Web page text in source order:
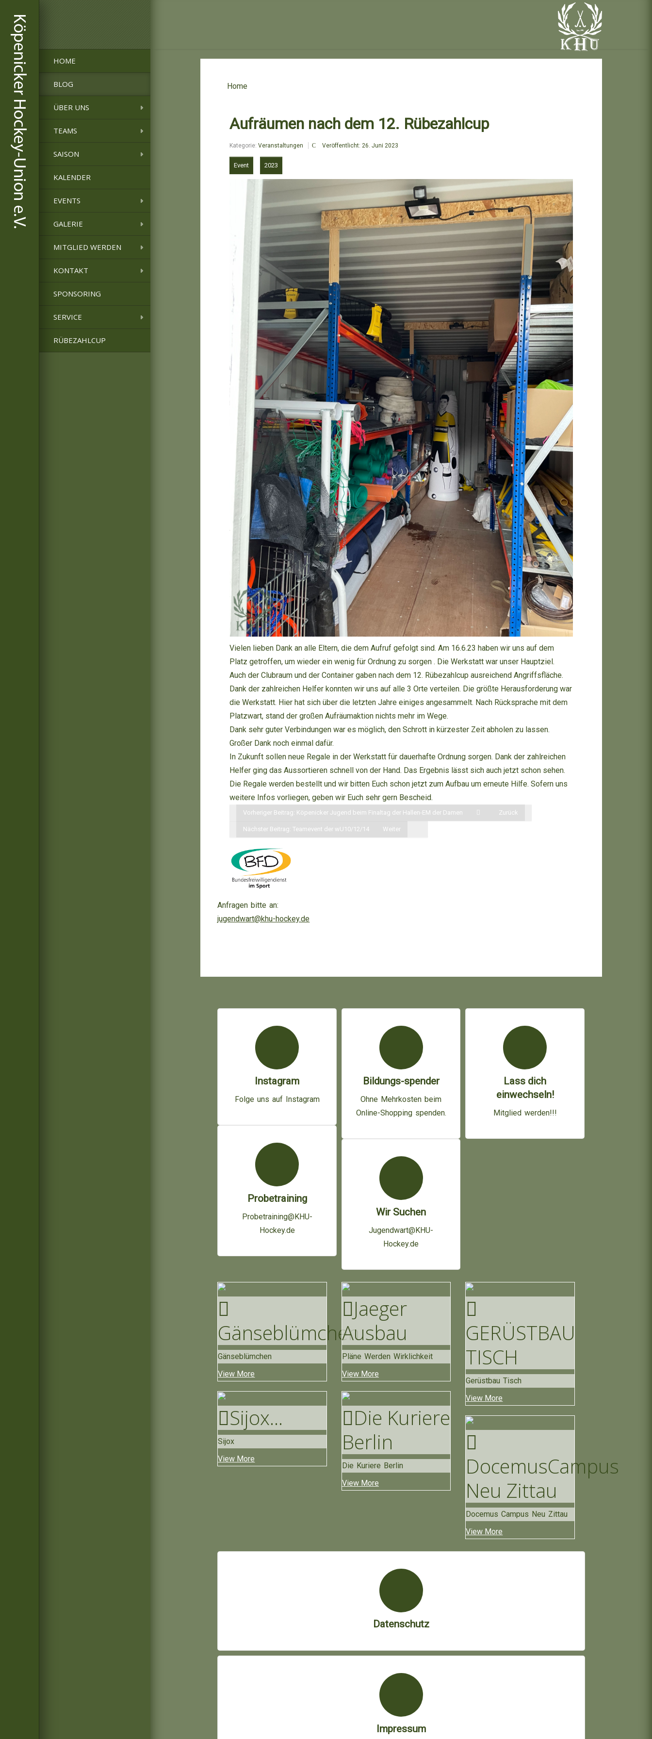
Home
Aufräumen nach dem 12. Rübezahlcup
Kategorie:Veranstaltungen Veröffentlicht: 26. Juni 2023
Event 2023
Vielen lieben Dank an alle Eltern, die dem Aufruf gefolgt sind. Am 16.6.23 haben wir uns auf dem
Platz getroffen, um wieder ein wenig für Ordnung zu sorgen . Die Werkstatt war unser Hauptziel.
Auch der Clubraum und der Container gaben nach dem 12. Rübezahlcup ausreichend Angriffsfläche.
Dank der zahlreichen Helfer konnten wir uns auf alle 3 Orte verteilen. Die größte Herausforderung war
die Werkstatt. Hier hat sich über die letzten Jahre einiges angesammelt. Nach Rücksprache mit dem
Platzwart, stand der großen Aufräumaktion nichts mehr im Wege.
Dank sehr guter Verbindungen war es möglich, den Schrott in kürzester Zeit abholen zu lassen.
Großer Dank noch einmal dafür.
In Zukunft sollen neue Regale in der Werkstatt für dauerhafte Ordnung sorgen. Dank der zahlreichen
Helfer ging das Aussortieren schnell von der Hand. Das Ergebnis lässt sich auch jetzt schon sehen.
Die Regale werden bestellt und wir bitten Euch schon jetzt zum Aufbau um erneute Hilfe. Sofern uns
weitere Infos vorliegen, geben wir Euch sehr gern Bescheid.
Vorheriger Beitrag: Köpenicker Jugend beim Finaltag der Hallen-EM der Damen Zurück
Nächster Beitrag: Teamevent der wU10/12/14 Weiter
Anfragen bitte an:
jugendwart@khu-hockey.de
Instagram
Folge uns auf Instagram
Probetraining
Probetraining@KHU-
Hockey.de
Bildungs-spender
Ohne Mehrkosten beim
Online-Shopping spenden.
Wir Suchen
Jugendwart@KHU-
Hockey.de
Lass dich
einwechseln!
Mitglied werden!!!
GänseBlümchen
Gänseblümchen
View More
Sijox...
Sijox
View More
Jaeger
Ausbau
Pläne Werden Wirklichkeit
View More
Die Kuriere
Berlin
Die Kuriere Berlin
View More
GERÜSTBAU
TISCH
Gerüstbau Tisch
View More
DocemusCampus
Neu Zittau
Docemus Campus Neu Zittau
View More
Datenschutz
Impressum
HOME
BLOG
ÜBER UNS
TEAMS
SAISON
KALENDER
EVENTS
GALERIE
MITGLIED WERDEN
KONTAKT
SPONSORING
SERVICE
RÜBEZAHLCUP